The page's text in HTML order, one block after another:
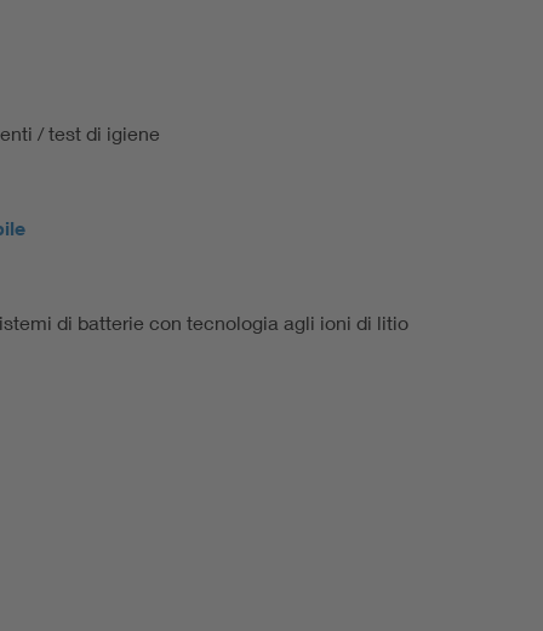
/ test di igiene
di batterie con tecnologia agli ioni di litio